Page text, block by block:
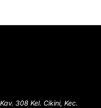
308 Kel. Cikini, Kec.